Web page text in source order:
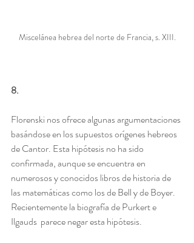
Miscelánea hebrea del norte de Francia, s. XIII.
8.
Florenski nos ofrece algunas argumentaciones
basándose en los supuestos orígenes hebreos
de Cantor. Esta hipótesis no ha sido
confirmada, aunque se encuentra en
numerosos y conocidos libros de historia de
las matemáticas como los de Bell y de Boyer.
Recientemente la biografía de Purkert e
Ilgauds  parece negar esta hipótesis.